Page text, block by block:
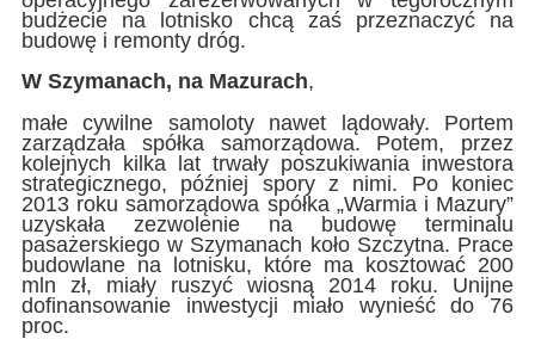
budżecie na lotnisko chcą zaś przeznaczyć na
budowę i remonty dróg.
W Szymanach, na Mazurach,
małe cywilne samoloty nawet lądowały. Portem
zarządzała spółka samorządowa. Potem, przez
kolejnych kilka lat trwały poszukiwania inwestora
strategicznego, później spory z nimi. Po koniec
2013 roku samorządowa spółka „Warmia i Mazury”
uzyskała zezwolenie na budowę terminalu
pasażerskiego w Szymanach koło Szczytna. Prace
budowlane na lotnisku, które ma kosztować 200
mln zł, miały ruszyć wiosną 2014 roku. Unijne
dofinansowanie inwestycji miało wynieść do 76
proc.